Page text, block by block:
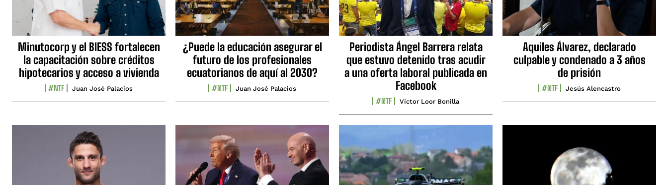
Minutocorp y el BIESS fortalecen
la capacitación sobre créditos
hipotecarios y acceso a vivienda
#NTF Juan José Palacios
¿Puede la educación asegurar el
futuro de los profesionales
ecuatorianos de aquí al 2030?
#NTF Juan José Palacios
Periodista Ángel Barrera relata
que estuvo detenido tras acudir
a una oferta laboral publicada en
Facebook
#NTF Víctor Loor Bonilla
Aquiles Álvarez, declarado
culpable y condenado a 3 años
de prisión
#NTF Jesús Alencastro